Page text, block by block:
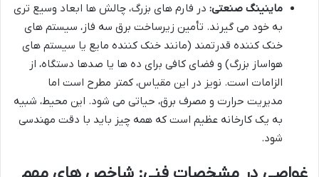
ماینینگ صنعتی: در فارم های بزرگ، چالش ها ابعاد وسیع تری
به خود می گیرند. تأمین زیرساخت برق سه فاز، سیستم های
خنک کننده قدرتمند (مانند خنک کننده مایع یا سیستم های
هواساز بزرگ) و فضای کافی برای ده ها یا صدها دستگاه، از
الزامات است. نویز در این مقیاس، کمتر مطرح است اما
مدیریت حرارت و مصرف برق، حیاتی می شود. این محیط، شبیه
به یک کارخانه عظیم است که همه چیز باید با دقت مهندسی
شود.